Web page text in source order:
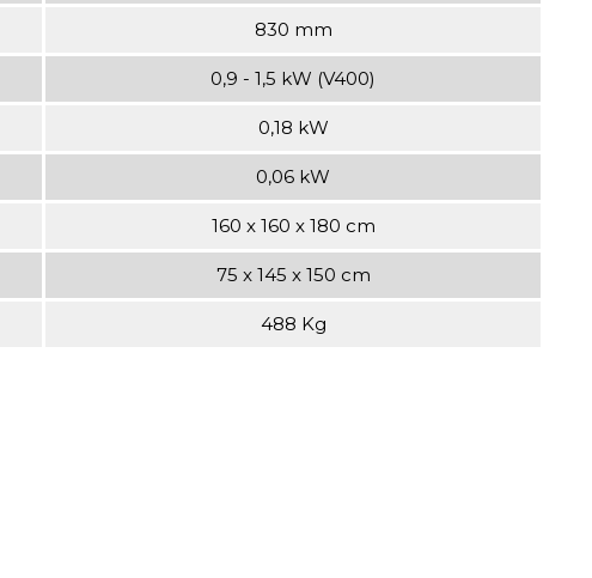
830 mm
0,9 - 1,5 kW (V400)
0,18 kW
0,06 kW
160 x 160 x 180 cm
75 x 145 x 150 cm
488 Kg